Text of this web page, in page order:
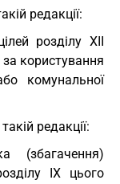
редакції:
розділу XII
користування
комунальної
редакції:
(збагачення)
IX цього